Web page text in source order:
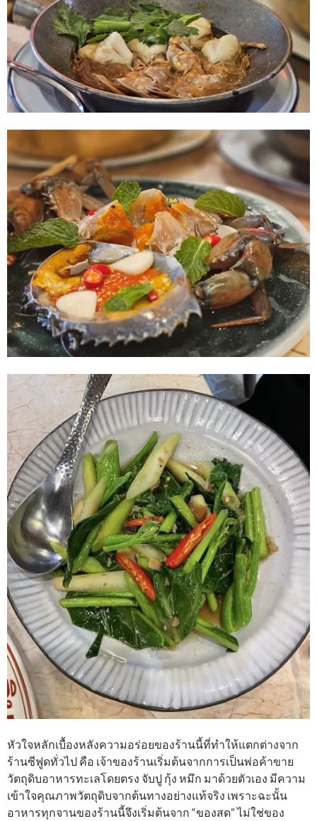
หัวใจหลักเบื้องหลังความอร่อยของร้านนี้ที่ทำให้แตกต่างจาก
ร้านซีฟูดทั่วไป คือ เจ้าของร้านเริ่มต้นจากการเป็นพ่อค้าขาย
วัตถุดิบอาหารทะเลโดยตรง จับปู กุ้ง หมึก มาด้วยตัวเอง มีความ
เข้าใจคุณภาพวัตถุดิบจากต้นทางอย่างแท้จริง เพราะฉะนั้น
อาหารทุกจานของร้านนี้จึงเริ่มต้นจาก “ของสด” ไม่ใช่ของ